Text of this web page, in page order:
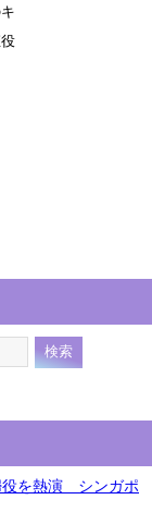
役を熱演 シンガポ